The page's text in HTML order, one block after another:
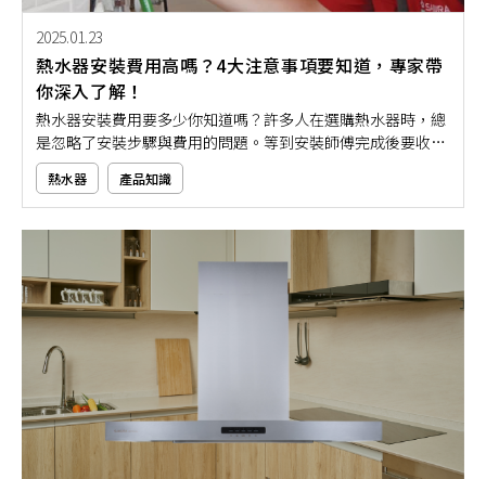
2025.01.23
熱水器安裝費用高嗎？4大注意事項要知道，專家帶
你深入了解！
熱水器安裝費用要多少你知道嗎？許多人在選購熱水器時，總
是忽略了安裝步驟與費用的問題。等到安裝師傅完成後要收錢
時，才發現居然要額外多支出一筆費用？
熱水器 產品知識